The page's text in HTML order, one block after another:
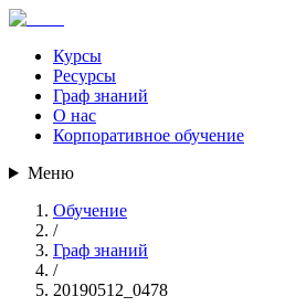
Курсы
Ресурсы
Граф знаний
О нас
Корпоративное обучение
Меню
Обучение
/
Граф знаний
/
20190512_0478